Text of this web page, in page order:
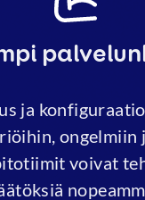
ja
ongelmiin
voivat